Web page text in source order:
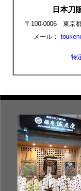
日本刀
〒100-0006 東京
メール：
特